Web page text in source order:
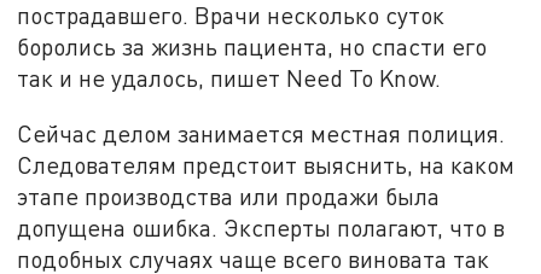
пострадавшего. Врачи несколько суток
боролись за жизнь пациента, но спасти его
так и не удалось, пишет Need To Know.
Сейчас делом занимается местная полиция.
Следователям предстоит выяснить, на каком
этапе производства или продажи была
допущена ошибка. Эксперты полагают, что в
подобных случаях чаще всего виновата так